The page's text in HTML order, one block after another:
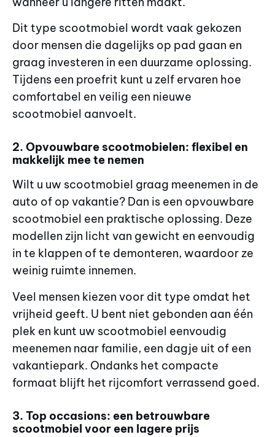
Dit type scootmobiel wordt vaak gekozen
door mensen die dagelijks op pad gaan en
graag investeren in een duurzame oplossing.
Tijdens een proefrit kunt u zelf ervaren hoe
comfortabel en veilig een nieuwe
scootmobiel aanvoelt.
2. Opvouwbare scootmobielen: flexibel en
makkelijk mee te nemen
Wilt u uw scootmobiel graag meenemen in de
auto of op vakantie? Dan is een opvouwbare
scootmobiel een praktische oplossing. Deze
modellen zijn licht van gewicht en eenvoudig
in te klappen of te demonteren, waardoor ze
weinig ruimte innemen.
Veel mensen kiezen voor dit type omdat het
vrijheid geeft. U bent niet gebonden aan één
plek en kunt uw scootmobiel eenvoudig
meenemen naar familie, een dagje uit of een
vakantiepark. Ondanks het compacte
formaat blijft het rijcomfort verrassend goed.
3. Top occasions: een betrouwbare
scootmobiel voor een lagere prijs